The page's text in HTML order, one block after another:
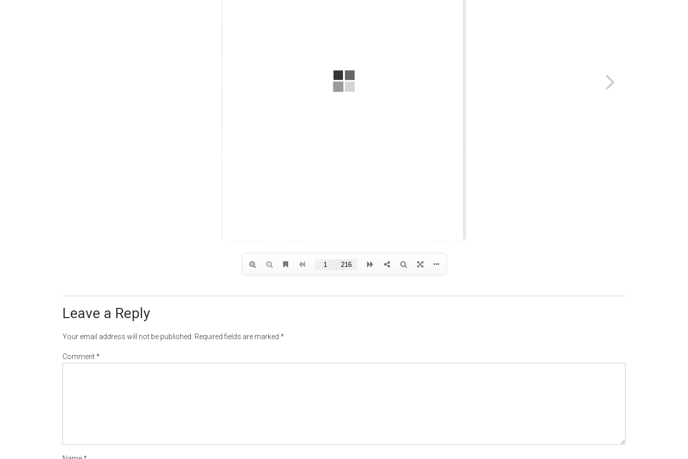
Leave a Reply
Your email address will not be published. Required fields are marked *
Comment*